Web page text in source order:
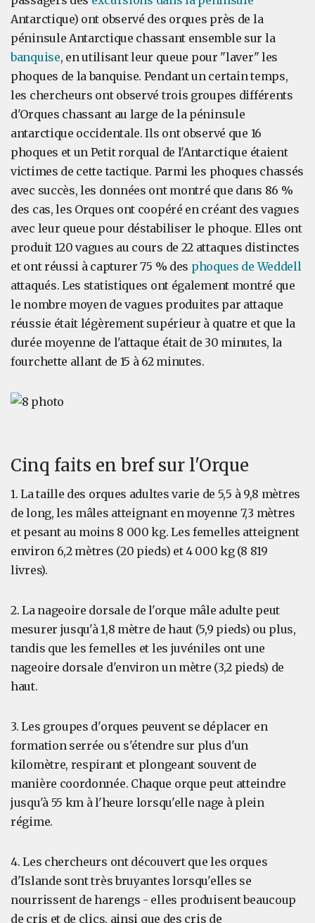
Antarctique) ont observé des orques près de la
péninsule Antarctique chassant ensemble sur la
banquise, en utilisant leur queue pour "laver" les
phoques de la banquise. Pendant un certain temps,
les chercheurs ont observé trois groupes différents
d'Orques chassant au large de la péninsule
antarctique occidentale. Ils ont observé que 16
phoques et un Petit rorqual de l'Antarctique étaient
victimes de cette tactique. Parmi les phoques chassés
avec succès, les données ont montré que dans 86 %
des cas, les Orques ont coopéré en créant des vagues
avec leur queue pour déstabiliser le phoque. Elles ont
produit 120 vagues au cours de 22 attaques distinctes
et ont réussi à capturer 75 % des phoques de Weddell
attaqués. Les statistiques ont également montré que
le nombre moyen de vagues produites par attaque
réussie était légèrement supérieur à quatre et que la
durée moyenne de l'attaque était de 30 minutes, la
fourchette allant de 15 à 62 minutes.
Cinq faits en bref sur l'Orque
1. La taille des orques adultes varie de 5,5 à 9,8 mètres
de long, les mâles atteignant en moyenne 7,3 mètres
et pesant au moins 8 000 kg. Les femelles atteignent
environ 6,2 mètres (20 pieds) et 4 000 kg (8 819
livres).
2. La nageoire dorsale de l'orque mâle adulte peut
mesurer jusqu'à 1,8 mètre de haut (5,9 pieds) ou plus,
tandis que les femelles et les juvéniles ont une
nageoire dorsale d'environ un mètre (3,2 pieds) de
haut.
3. Les groupes d'orques peuvent se déplacer en
formation serrée ou s'étendre sur plus d'un
kilomètre, respirant et plongeant souvent de
manière coordonnée. Chaque orque peut atteindre
jusqu'à 55 km à l'heure lorsqu'elle nage à plein
régime.
4. Les chercheurs ont découvert que les orques
d'Islande sont très bruyantes lorsqu'elles se
nourrissent de harengs - elles produisent beaucoup
de cris et de clics, ainsi que des cris de